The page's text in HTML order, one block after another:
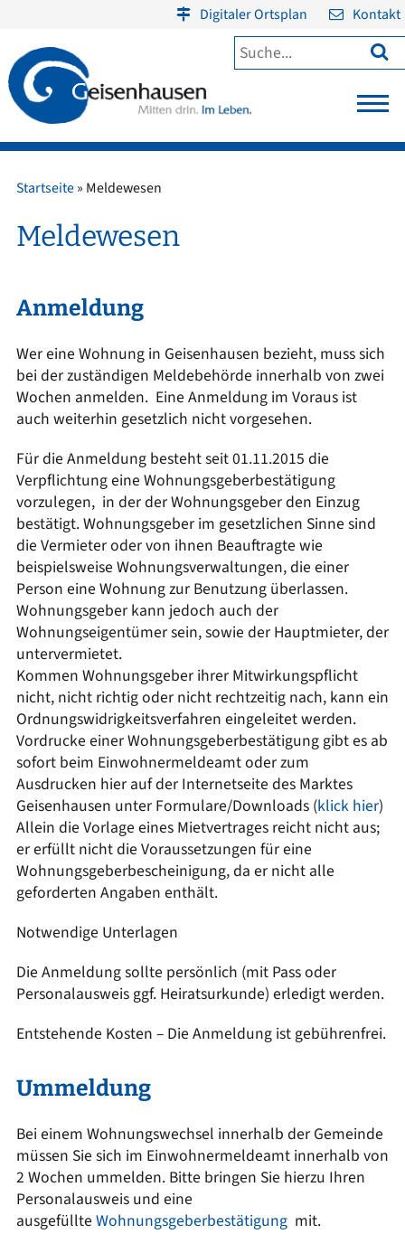
Digitaler Ortsplan Kontakt

Startseite» Meldewesen
Meldewesen
Anmeldung
Wer eine Wohnung in Geisenhausen bezieht, muss sich
bei der zuständigen Meldebehörde innerhalb von zwei
Wochen anmelden. Eine Anmeldung im Voraus ist
auch weiterhin gesetzlich nicht vorgesehen.
Für die Anmeldung besteht seit 01.11.2015 die
Verpflichtung eine Wohnungsgeberbestätigung
vorzulegen, in der der Wohnungsgeber den Einzug
bestätigt. Wohnungsgeber im gesetzlichen Sinne sind
die Vermieter oder von ihnen Beauftragte wie
beispielsweise Wohnungsverwaltungen, die einer
Person eine Wohnung zur Benutzung überlassen.
Wohnungsgeber kann jedoch auch der
Wohnungseigentümer sein, sowie der Hauptmieter, der
untervermietet.
Kommen Wohnungsgeber ihrer Mitwirkungspflicht
nicht, nicht richtig oder nicht rechtzeitig nach, kann ein
Ordnungswidrigkeitsverfahren eingeleitet werden.
Vordrucke einer Wohnungsgeberbestätigung gibt es ab
sofort beim Einwohnermeldeamt oder zum
Ausdrucken hier auf der Internetseite des Marktes
Geisenhausen unter Formulare/Downloads (klick hier)
Allein die Vorlage eines Mietvertrages reicht nicht aus;
er erfüllt nicht die Voraussetzungen für eine
Wohnungsgeberbescheinigung, da er nicht alle
geforderten Angaben enthält.
Notwendige Unterlagen
Die Anmeldung sollte persönlich (mit Pass oder
Personalausweis ggf. Heiratsurkunde) erledigt werden.
Entstehende Kosten – Die Anmeldung ist gebührenfrei.
Ummeldung
Bei einem Wohnungswechsel innerhalb der Gemeinde
müssen Sie sich im Einwohnermeldeamt innerhalb von
2 Wochen ummelden. Bitte bringen Sie hierzu Ihren
Personalausweis und eine
ausgefüllte Wohnungsgeberbestätigungmit.